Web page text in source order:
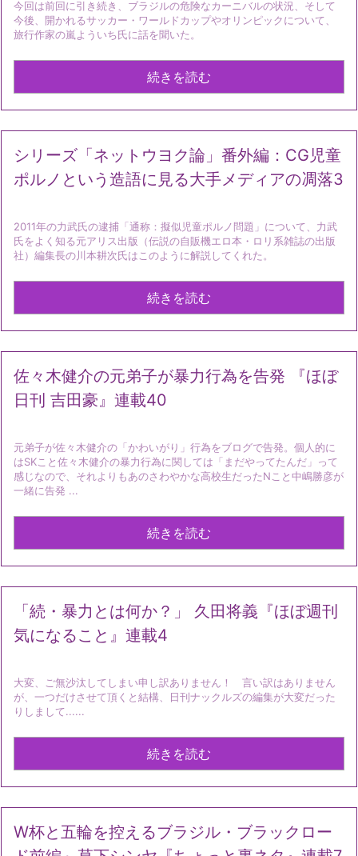
今回は前回に引き続き、ブラジルの危険なカーニバルの状況、そして
今後、開かれるサッカー・ワールドカップやオリンピックについて、
旅行作家の嵐よういち氏に話を聞いた。
続きを読む
シリーズ「ネットウヨク論」番外編：CG児童
ポルノという造語に見る大手メディアの凋落3
2011年の力武氏の逮捕「通称：擬似児童ポルノ問題」について、力武
氏をよく知る元アリス出版（伝説の自販機エロ本・ロリ系雑誌の出版
社）編集長の川本耕次氏はこのように解説してくれた。
続きを読む
佐々木健介の元弟子が暴力行為を告発 『ほぼ
日刊 吉田豪』連載40
元弟子が佐々木健介の「かわいがり」行為をブログで告発。個人的に
はSKこと佐々木健介の暴力行為に関しては「まだやってたんだ」って
感じなので、それよりもあのさわやかな高校生だったNこと中嶋勝彦が
一緒に告発 ...
続きを読む
「続・暴力とは何か？」 久田将義『ほぼ週刊
気になること』連載4
大変、ご無沙汰してしまい申し訳ありません！ 言い訳はありません
が、一つだけさせて頂くと結構、日刊ナックルズの編集が大変だった
りしまして......
続きを読む
W杯と五輪を控えるブラジル・ブラックロー